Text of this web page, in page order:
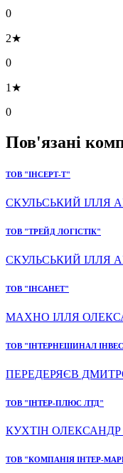
0
2★
0
1★
0
Пов'язані
ТОВ "ІНСЕРТ-Т"
СКУЛЬСЬКИЙ ІЛЛЯ
ТОВ "ТРЕЙД ЛОГІСТІК"
СКУЛЬСЬКИЙ ІЛЛЯ
ТОВ "ІНСАНЕТ"
МАХНО ІЛЛЯ
ТОВ "ІНТЕРНЕШИНАЛ
ПЕРЕДЕРЯЄВ
ТОВ "ІНТЕР-ПЛЮС ЛТД"
КУХТІН
ТОВ "КОМПАНІЯ ІНТЕР-